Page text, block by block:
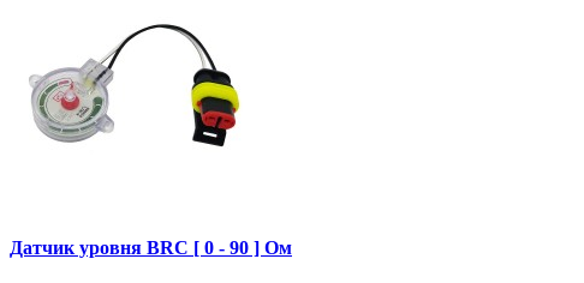
Датчик уровня BRC [ 0 - 90 ] Ом